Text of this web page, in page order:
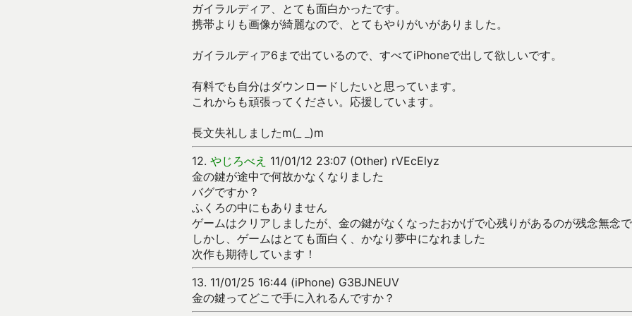
ガイラルディア、とても面白かったです。
携帯よりも画像が綺麗なので、とてもやりがいがありました。
ガイラルディア6まで出ているので、すべてiPhoneで出して欲しいです。
有料でも自分はダウンロードしたいと思っています。
これからも頑張ってください。応援しています。
長文失礼しましたm(_ _)m
12. やじろべえ 11/01/12 23:07 (Other) rVEcElyz
金の鍵が途中で何故かなくなりました
バグですか？
ふくろの中にもありません
ゲームはクリアしましたが、金の鍵がなくなったおかげで心残りがあるのが残念無念
しかし、ゲームはとても面白く、かなり夢中になれました
次作も期待しています！
13. 11/01/25 16:44 (iPhone) G3BJNEUV
金の鍵ってどこで手に入れるんですか？